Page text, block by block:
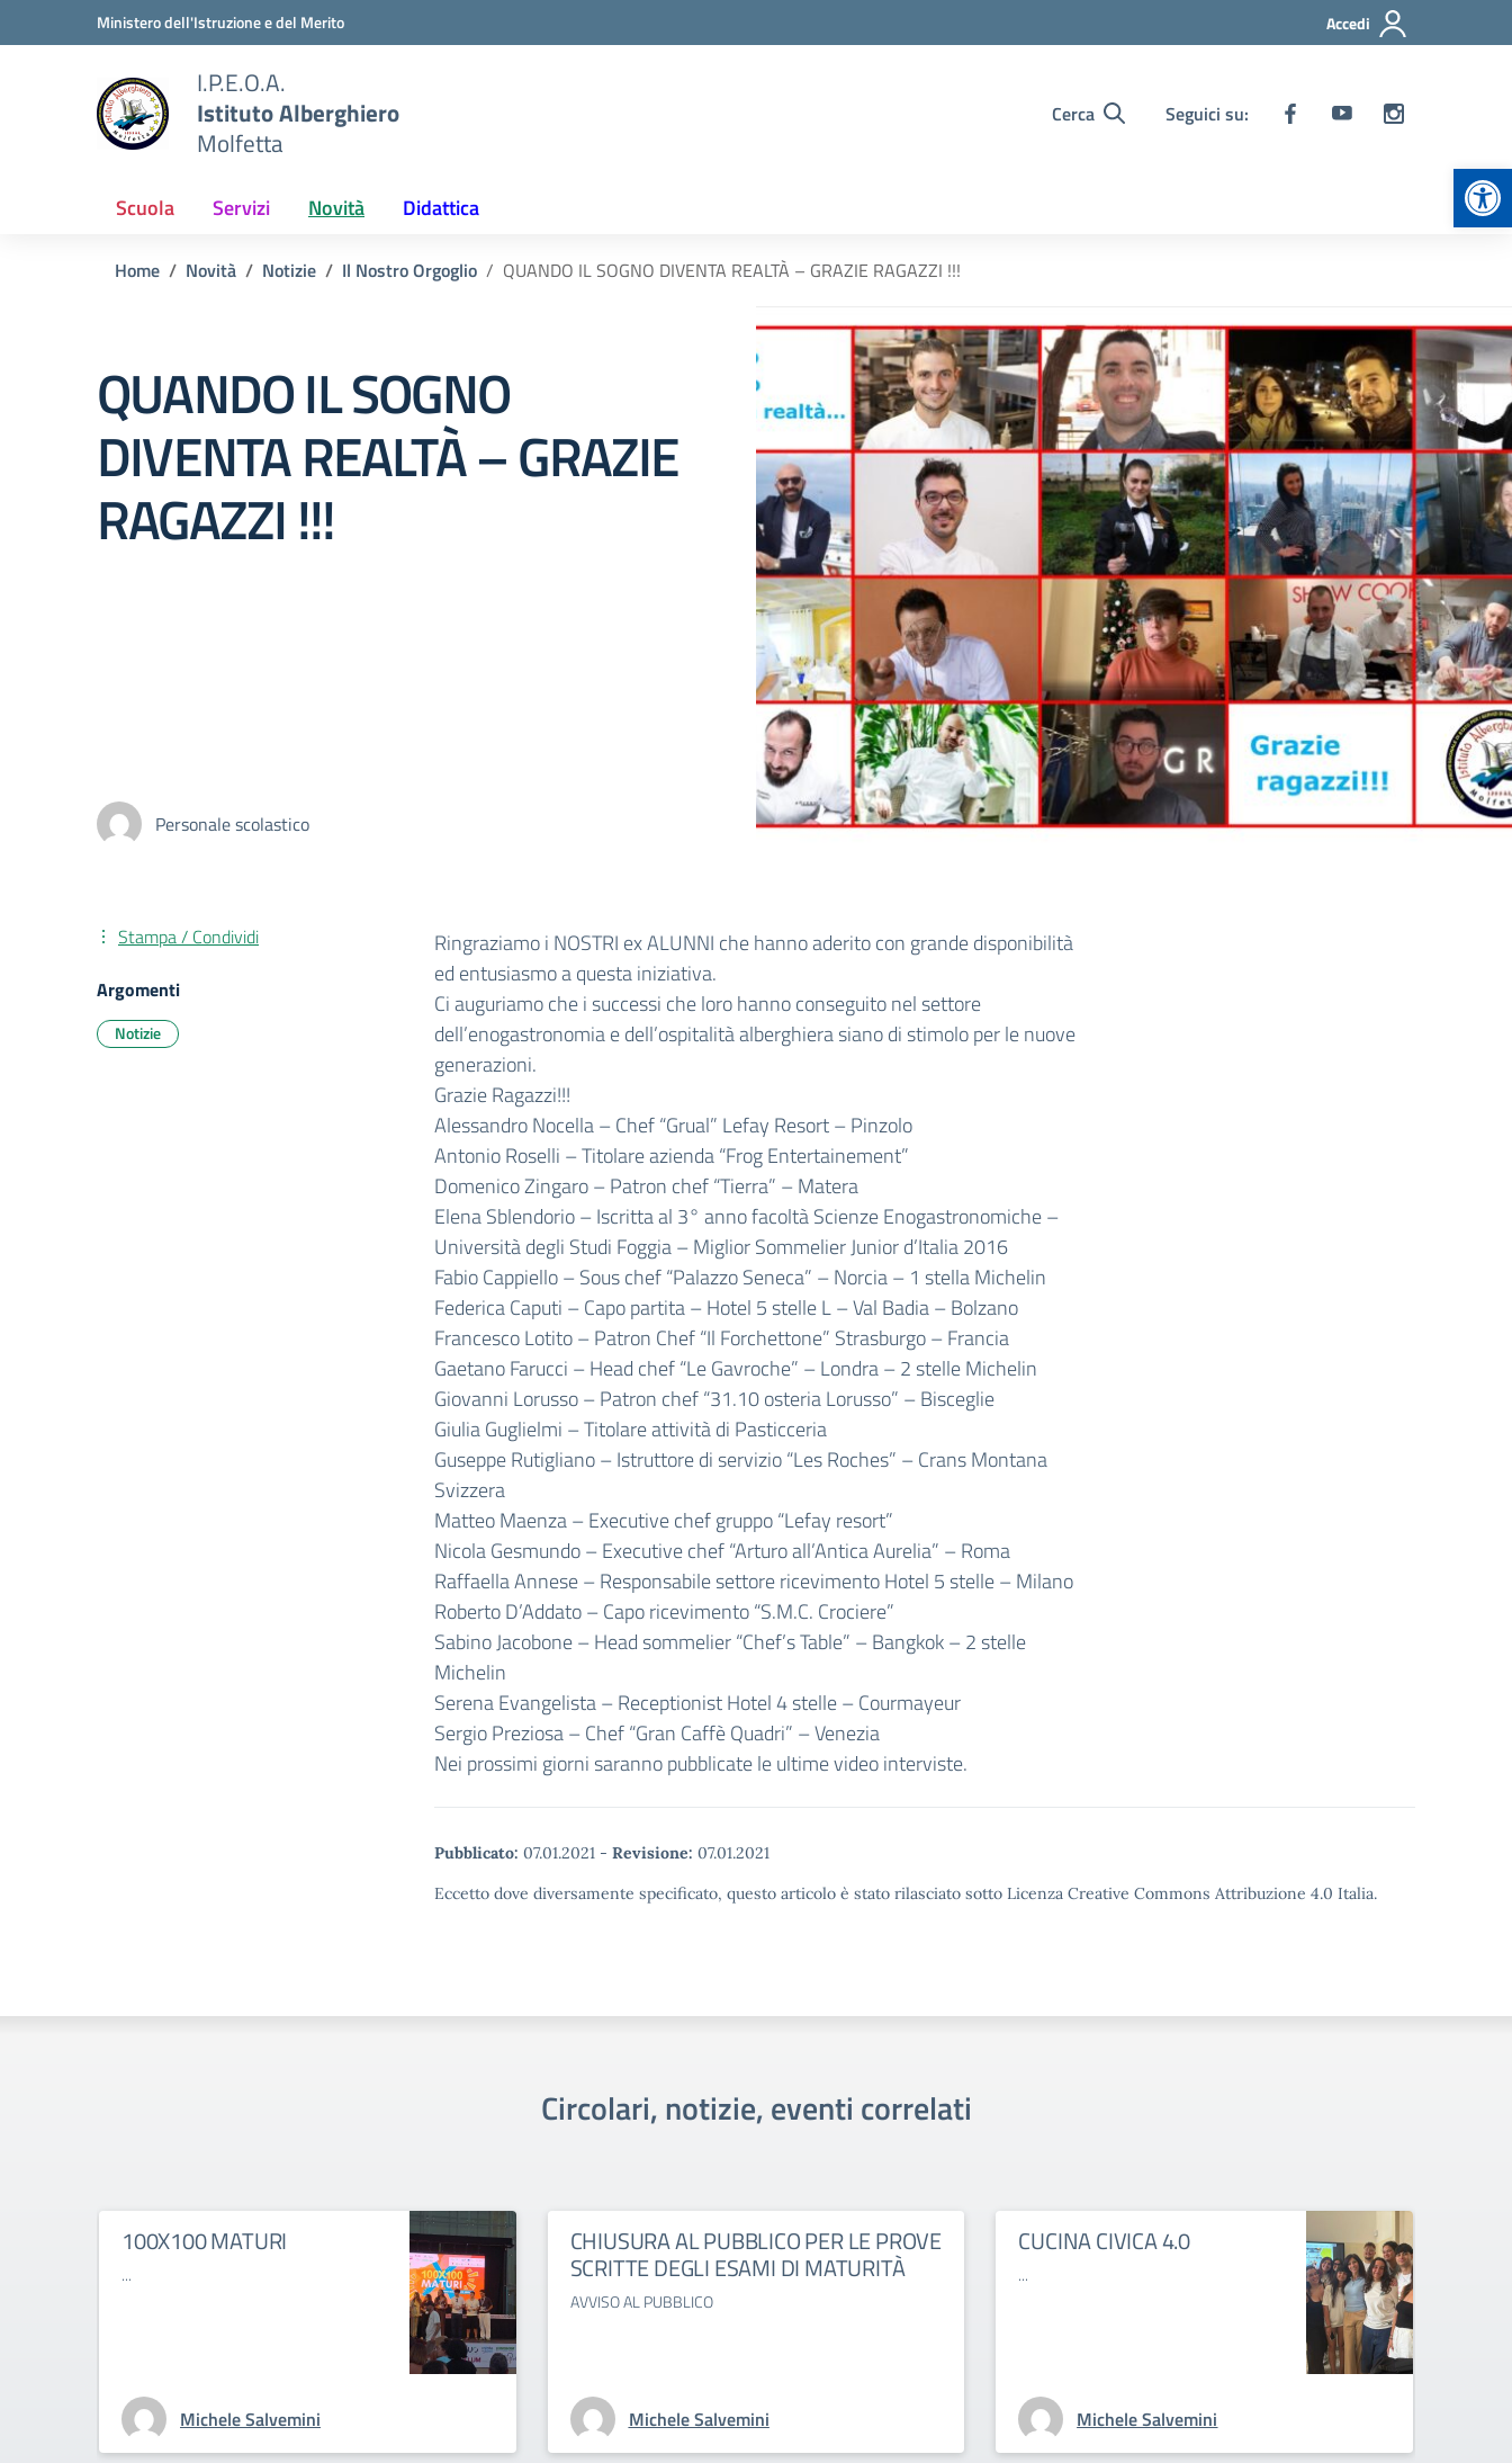
Vai ai contenuti
Vai al menu di navigazioneMinistero dell'Istruzione e del Merito Accedi
I.P.E.O.A.
Istituto Alberghiero
Molfetta
Cerca Seguici su:
Scuola Servizi Novità Didattica
Home Novità Notizie Il Nostro Orgoglio QUANDO IL SOGNO DIVENTA REALTÀ – GRAZIE RAGAZZI !!!
QUANDO IL SOGNO
DIVENTA REALTÀ – GRAZIE
RAGAZZI !!!
Personale scolastico
Ringraziamo i NOSTRI ex ALUNNI che hanno aderito con grande disponibilità
ed entusiasmo a questa iniziativa.
Ci auguriamo che i successi che loro hanno conseguito nel settore
dell’enogastronomia e dell’ospitalità alberghiera siano di stimolo per le nuove
generazioni.
Grazie Ragazzi!!!
Alessandro Nocella – Chef “Grual” Lefay Resort – Pinzolo
Antonio Roselli – Titolare azienda “Frog Entertainement”
Domenico Zingaro – Patron chef “Tierra” – Matera
Elena Sblendorio – Iscritta al 3° anno facoltà Scienze Enogastronomiche –
Università degli Studi Foggia – Miglior Sommelier Junior d’Italia 2016
Fabio Cappiello – Sous chef “Palazzo Seneca” – Norcia – 1 stella Michelin
Federica Caputi – Capo partita – Hotel 5 stelle L – Val Badia – Bolzano
Francesco Lotito – Patron Chef “Il Forchettone” Strasburgo – Francia
Gaetano Farucci – Head chef “Le Gavroche” – Londra – 2 stelle Michelin
Giovanni Lorusso – Patron chef “31.10 osteria Lorusso” – Bisceglie
Giulia Guglielmi – Titolare attività di Pasticceria
Guseppe Rutigliano – Istruttore di servizio “Les Roches” – Crans Montana
Svizzera
Matteo Maenza – Executive chef gruppo “Lefay resort”
Nicola Gesmundo – Executive chef “Arturo all’Antica Aurelia” – Roma
Raffaella Annese – Responsabile settore ricevimento Hotel 5 stelle – Milano
Roberto D’Addato – Capo ricevimento “S.M.C. Crociere”
Sabino Jacobone – Head sommelier “Chef’s Table” – Bangkok – 2 stelle
Michelin
Serena Evangelista – Receptionist Hotel 4 stelle – Courmayeur
Sergio Preziosa – Chef “Gran Caffè Quadri” – Venezia
Nei prossimi giorni saranno pubblicate le ultime video interviste.
Pubblicato: 07.01.2021 - Revisione: 07.01.2021
Eccetto dove diversamente specificato, questo articolo è stato rilasciato sotto Licenza Creative Commons Attribuzione 4.0 Italia.
Stampa / Condividi
Argomenti
Notizie
Circolari, notizie, eventi correlati
100X100 MATURI
...
Michele Salvemini
CHIUSURA AL PUBBLICO PER LE PROVE
SCRITTE DEGLI ESAMI DI MATURITÀ
AVVISO AL PUBBLICO
Michele Salvemini
CUCINA CIVICA 4.0
...
Michele Salvemini